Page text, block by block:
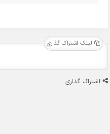
لینک اشتراک گذاری
اشتراک گذاری